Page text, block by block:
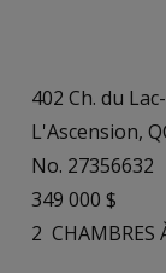
402 Ch. du
L'Ascension,
No. 27356632
349 000 $
2 CHAMBRES